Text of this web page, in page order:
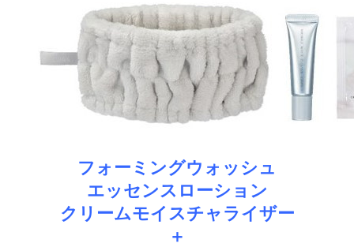
フォーミングウォッシュ
エッセンスローション
クリームモイスチャライザー
＋